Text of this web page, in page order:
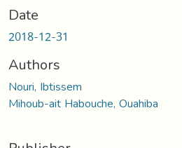
Date
2018-12-31
Authors
Nouri, Ibtissem
Mihoub-ait Habouche, Ouahiba